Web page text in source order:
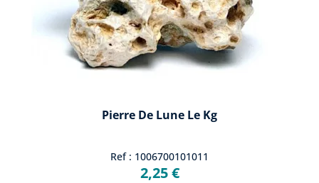
Pierre De Lune Le Kg
Ref : 1006700101011
2,25 €